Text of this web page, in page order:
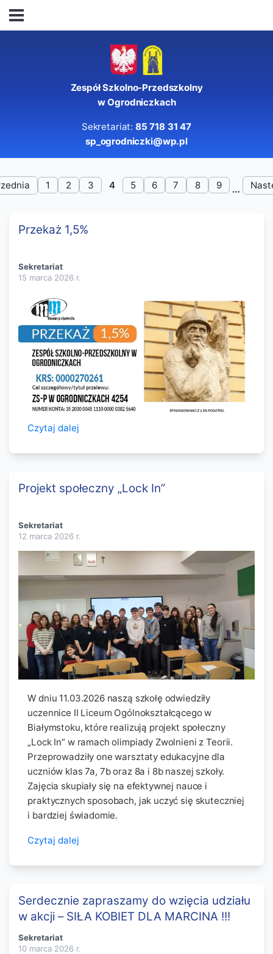
Zespół Szkolno-Przedszkolny
w Ogrodniczkach
Sekretariat: 85 718 31 47
sp_ogrodniczki@wp.pl
1 2 3 4 5 6 7 8 9
Przekaż 1,5%
Sekretariat
15 marca 2026 r.
Czytaj dalej
Projekt społeczny „Lock In”
Sekretariat
12 marca 2026 r.
W dniu 11.03.2026 naszą szkołę odwiedziły
uczennice II Liceum Ogólnokształcącego w
Białymstoku, które realizują projekt społeczny
„Lock In” w ramach olimpiady Zwolnieni z Teorii.
Przeprowadziły one warsztaty edukacyjne dla
uczniów klas 7a, 7b oraz 8a i 8b naszej szkoły.
Zajęcia skupiały się na efektywnej nauce i
praktycznych sposobach, jak uczyć się skuteczniej
i bardziej świadomie.
Czytaj dalej
Serdecznie zapraszamy do wzięcia udziału
w akcji – SIŁA KOBIET DLA MARCINA !!!
Sekretariat
10 marca 2026 r.